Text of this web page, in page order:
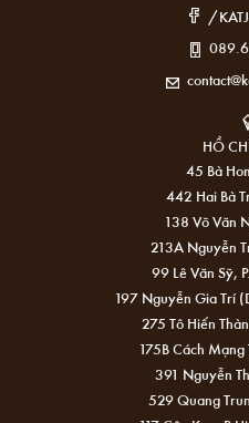
/
HỒ
45 Bà
442 Hai Bà
138 Võ Văn
213A Nguyễn
99 Lê Văn Sỹ,
197 Nguyễn Gia Trí
275 Tô Hiến
175B Cách
391 Nguyễn
529 Quang